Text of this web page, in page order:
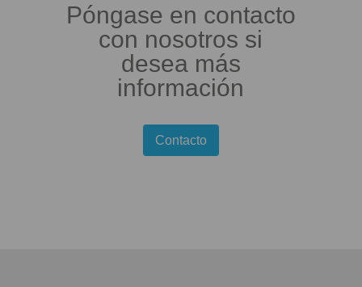
Póngase en contacto
con nosotros si
desea más
información
Contacto